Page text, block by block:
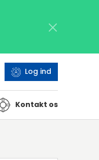
Log ind
Kontakt os